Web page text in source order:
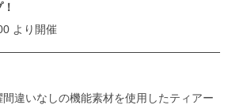
より開催
違いなしの機能素材を使用したティアー